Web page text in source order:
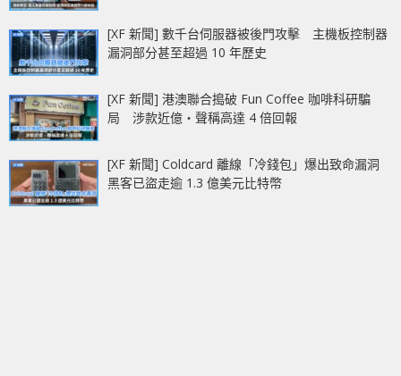
[XF 新聞] 數千台伺服器被後門攻擊 主機板控制器
漏洞部分甚至超過 10 年歷史
[XF 新聞] 港澳聯合搗破 Fun Coffee 咖啡科研騙
局 涉款近億‧聲稱高達 4 倍回報
[XF 新聞] Coldcard 離線「冷錢包」爆出致命漏洞
黑客已盜走逾 1.3 億美元比特幣